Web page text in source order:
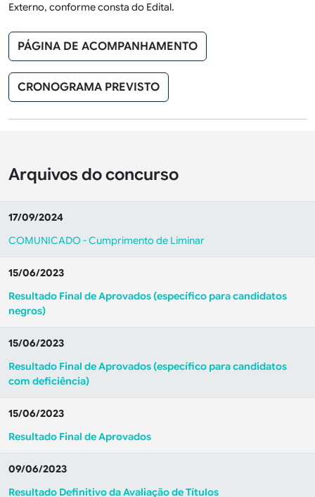
Externo, conforme consta do Edital.
PÁGINA DE ACOMPANHAMENTO
CRONOGRAMA PREVISTO
Arquivos do concurso
17/09/2024
COMUNICADO - Cumprimento de Liminar
15/06/2023
Resultado Final de Aprovados (específico para candidatos
negros)
15/06/2023
Resultado Final de Aprovados (específico para candidatos
com deficiência)
15/06/2023
Resultado Final de Aprovados
09/06/2023
Resultado Definitivo da Avaliação de Títulos